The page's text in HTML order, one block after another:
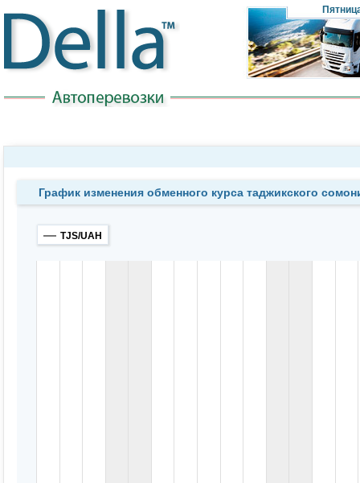
График изменения обменного курса таджикского
TJS/UAH